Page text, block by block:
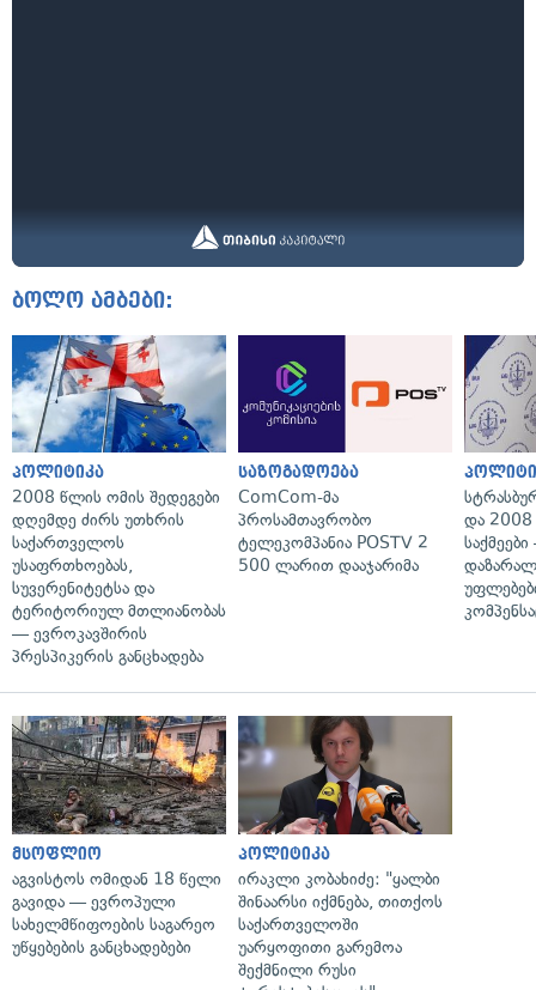
ბოლო ამბები:
პოლიტიკა
2008 წლის ომის შედეგები
დღემდე ძირს უთხრის
საქართველოს
უსაფრთხოებას,
სუვერენიტეტსა და
ტერიტორიულ მთლიანობას
— ევროკავშირის
პრესპიკერის განცხადება
საზოგადოება
ComCom-მა
პროსამთავრობო
ტელეკომპანია POSTV 2
500 ლარით დააჯარიმა
და 2008
მსოფლიო
აგვისტოს ომიდან 18 წელი
გავიდა — ევროპული
სახელმწიფოების საგარეო
უწყებების განცხადებები
პოლიტიკა
ირაკლი კობახიძე: "ყალბი
შინაარსი იქმნება, თითქოს
საქართველოში
უარყოფითი გარემოა
შექმნილი რუსი